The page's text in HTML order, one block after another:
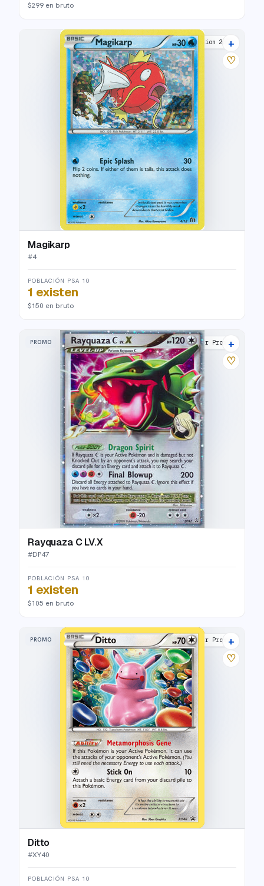
$299 en bruto
McDonald's Collection 2016
+
♡
Magikarp
#4
POBLACIÓN PSA 10
1 existen
$150 en bruto
PROMO DP Black Star Promos
+
♡
Rayquaza C LV.X
#DP47
POBLACIÓN PSA 10
1 existen
$105 en bruto
PROMO XY Black Star Promos
+
♡
Ditto
#XY40
POBLACIÓN PSA 10